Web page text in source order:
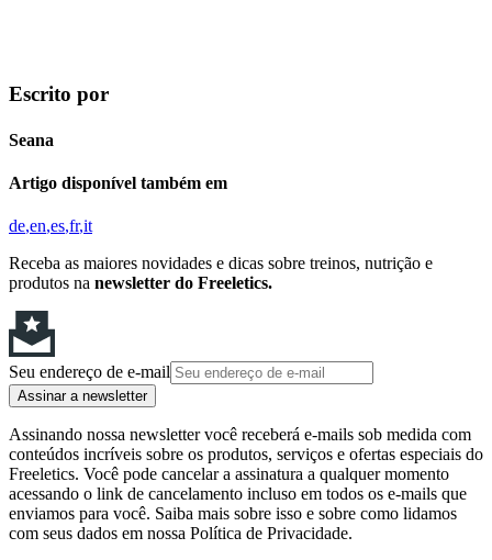
Escrito por
Seana
Artigo disponível também em
de en es fr it
Receba as maiores novidades e dicas sobre treinos, nutrição e
produtos na newsletter do Freeletics.
Seu endereço de e-mail
Assinar a newsletter
Assinando nossa newsletter você receberá e-mails sob medida com
conteúdos incríveis sobre os produtos, serviços e ofertas especiais do
Freeletics. Você pode cancelar a assinatura a qualquer momento
acessando o link de cancelamento incluso em todos os e-mails que
enviamos para você. Saiba mais sobre isso e sobre como lidamos
com seus dados em nossa Política de Privacidade.